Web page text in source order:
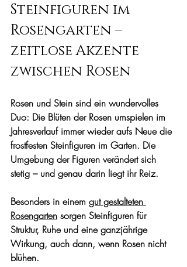
Steinfiguren im
Rosengarten –
zeitlose Akzente
zwischen Rosen
Rosen und Stein sind ein wundervolles
Duo: Die Blüten der Rosen umspielen im
Jahresverlauf immer wieder aufs Neue die
frostfesten Steinfiguren im Garten. Die
Umgebung der Figuren verändert sich
stetig – und genau darin liegt ihr Reiz.
Besonders in einem gut gestalteten
Rosengarten sorgen Steinfiguren für
Struktur, Ruhe und eine ganzjährige
Wirkung, auch dann, wenn Rosen nicht
blühen.